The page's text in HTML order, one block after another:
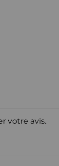
votre avis.